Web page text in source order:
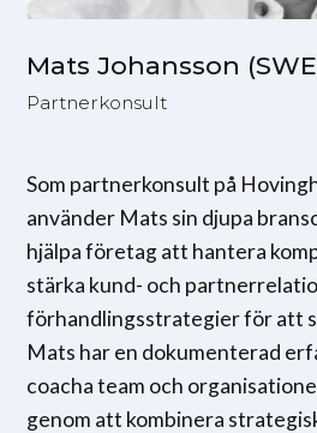
Mats Johansson
Partnerkonsult
Som partnerkonsult på
använder Mats sin djupa
hjälpa företag att hantera
stärka kund- och
förhandlingsstrategier för att
Mats har en dokumenterad
coacha team och
genom att kombinera